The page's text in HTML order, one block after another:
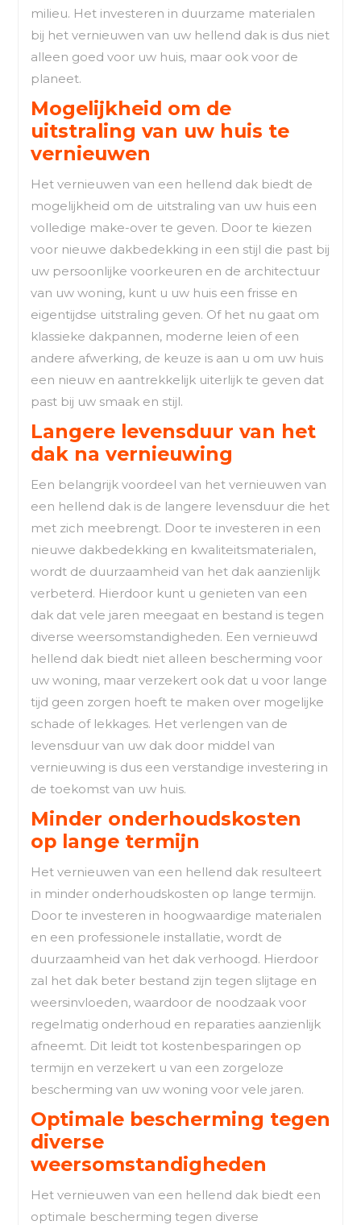
milieu. Het investeren in duurzame materialen
bij het vernieuwen van uw hellend dak is dus niet
alleen goed voor uw huis, maar ook voor de
planeet.
Mogelijkheid om de
uitstraling van uw huis te
vernieuwen
Het vernieuwen van een hellend dak biedt de
mogelijkheid om de uitstraling van uw huis een
volledige make-over te geven. Door te kiezen
voor nieuwe dakbedekking in een stijl die past bij
uw persoonlijke voorkeuren en de architectuur
van uw woning, kunt u uw huis een frisse en
eigentijdse uitstraling geven. Of het nu gaat om
klassieke dakpannen, moderne leien of een
andere afwerking, de keuze is aan u om uw huis
een nieuw en aantrekkelijk uiterlijk te geven dat
past bij uw smaak en stijl.
Langere levensduur van het
dak na vernieuwing
Een belangrijk voordeel van het vernieuwen van
een hellend dak is de langere levensduur die het
met zich meebrengt. Door te investeren in een
nieuwe dakbedekking en kwaliteitsmaterialen,
wordt de duurzaamheid van het dak aanzienlijk
verbeterd. Hierdoor kunt u genieten van een
dak dat vele jaren meegaat en bestand is tegen
diverse weersomstandigheden. Een vernieuwd
hellend dak biedt niet alleen bescherming voor
uw woning, maar verzekert ook dat u voor lange
tijd geen zorgen hoeft te maken over mogelijke
schade of lekkages. Het verlengen van de
levensduur van uw dak door middel van
vernieuwing is dus een verstandige investering in
de toekomst van uw huis.
Minder onderhoudskosten
op lange termijn
Het vernieuwen van een hellend dak resulteert
in minder onderhoudskosten op lange termijn.
Door te investeren in hoogwaardige materialen
en een professionele installatie, wordt de
duurzaamheid van het dak verhoogd. Hierdoor
zal het dak beter bestand zijn tegen slijtage en
weersinvloeden, waardoor de noodzaak voor
regelmatig onderhoud en reparaties aanzienlijk
afneemt. Dit leidt tot kostenbesparingen op
termijn en verzekert u van een zorgeloze
bescherming van uw woning voor vele jaren.
Optimale bescherming tegen
diverse
weersomstandigheden
Het vernieuwen van een hellend dak biedt een
optimale bescherming tegen diverse